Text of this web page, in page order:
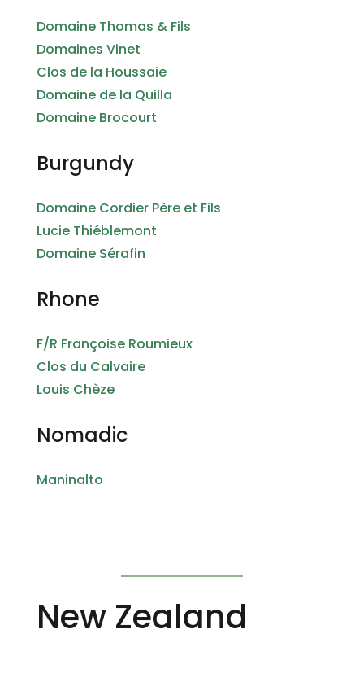
Domaine Thomas & Fils
Domaines Vinet
Clos de la Houssaie
Domaine de la Quilla
Domaine Brocourt
Burgundy
Domaine Cordier Père et Fils
Lucie Thiéblemont
Domaine Sérafin
Rhone
F/R Françoise Roumieux
Clos du Calvaire
Louis Chèze
Nomadic
Maninalto
New Zealand